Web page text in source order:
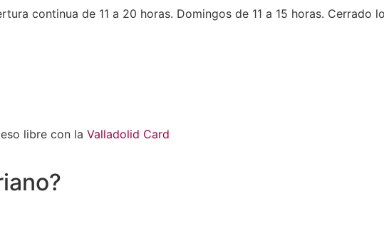
continua de 11 a 20 horas. Domingos de 11 a 15 horas. Cerrado
libre con la Valladolid Card